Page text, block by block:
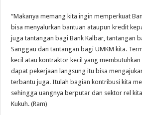
“Makanya memang kita ingin memperkuat
bisa menyalurkan bantuan ataupun kredit
juga tantangan bagi Bank Kalbar, tantangan
Sanggau dan tantangan bagi UMKM kita.
kecil atau kontraktor kecil yang
dapat pekerjaan langsung itu bisa
terbantu juga. Itulah bagian kontribusi kita
sehingga uangnya berputar dan sektor rel
Kukuh. (Ram)